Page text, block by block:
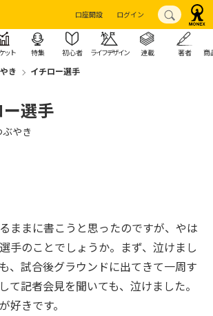
口座開設 ログイン
ット 特集 初心者 ライフデザイン 連載 著者 商
き イチロー選手
選手
やき
ままに書こうと思ったのですが、やは
手のことでしょうか。まず、泣けまし
、試合後グラウンドに出てきて一周す
て記者会見を聞いても、泣けました。
好きです。